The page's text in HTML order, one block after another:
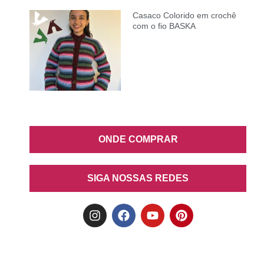
Casaco Colorido em crochê
com o fio BASKA
ONDE COMPRAR
SIGA NOSSAS REDES